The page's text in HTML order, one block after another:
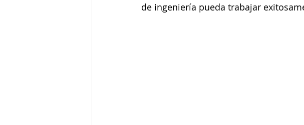
de ingeniería pueda trabajar